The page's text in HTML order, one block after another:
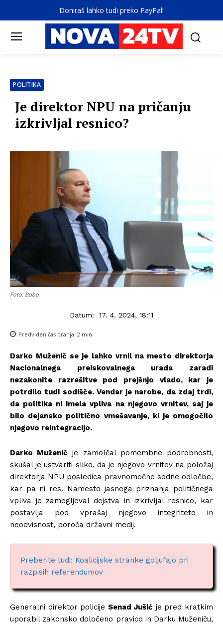
Doniraš lahko tudi preko PayPal!
POLITIKA
Je direktor NPU na pričanju
izkrivljal resnico?
Foto: Bobo
Datum: 17. 4. 2024, 18:11
Predviden čas branja: 2 min.
Darko Muženič se je lahko vrnil na mesto direktorja
Nacionalnega preiskovalnega urada zaradi
nezakonite razrešitve pod prejšnjo vlado, kar je
potrdilo tudi sodišče. Vendar je narobe, da zdaj trdi,
da politika ni imela vpliva na njegovo vrnitev, saj je
bilo dejansko politično vmešavanje, ki je omogočilo
njegovo reintegracijo.
Darko Muženič je zamolčal pomembne podrobnosti,
skušal je ustvariti sliko, da je njegovo vrnitev na položaj
direktorja NPU posledica pravnomočne sodne odločbe,
kar pa ni res. Namesto jasnega priznanja političnega
vpliva je zamegljeval dejstva in izkrivljal resnico, kar
postavlja pod vprašaj njegovo integriteto in
neodvisnost, poroča državni medij.
Preberite tudi: Koalicijske stranke goljufajo pri
razpisih referendumov
Generalni direktor policije Senad Jušić je pred kratkim
uporabil zakonsko določeno pravico in Darku Muženiču,